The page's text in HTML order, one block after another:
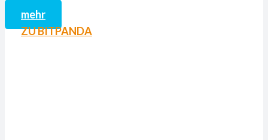
mehr
ZU BITPANDA